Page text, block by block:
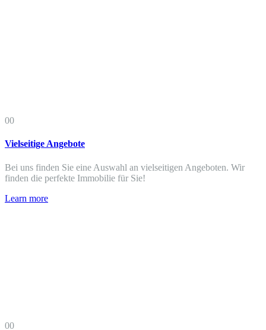
00
Vielseitige Angebote
Bei uns finden Sie eine Auswahl an vielseitigen Angeboten. Wir
finden die perfekte Immobilie für Sie!
Learn more
00